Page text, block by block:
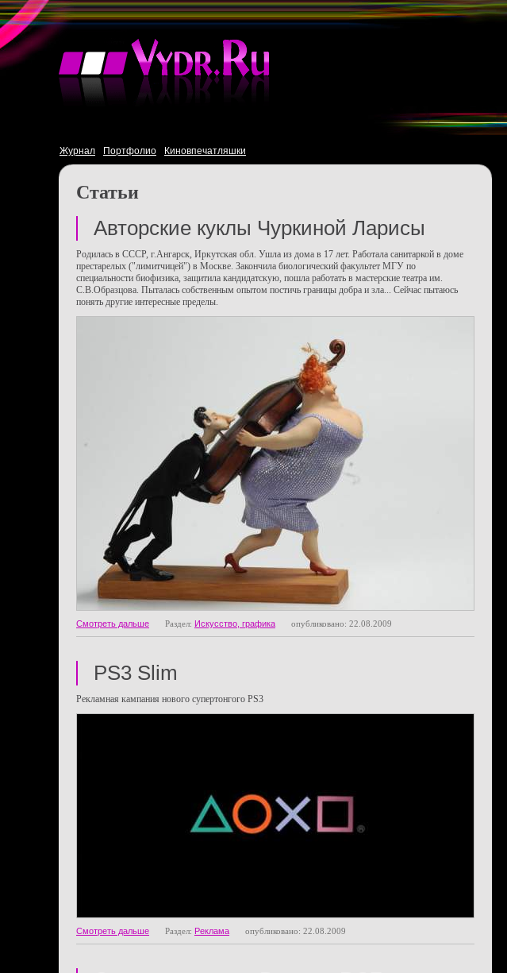
Журнал Портфолио Киновпечатляшки
Статьи
Авторские куклы Чуркиной Ларисы
Родилась в СССР, г.Ангарск, Иркутская обл. Ушла из дома в 17 лет. Работала санитаркой в доме
престарелых ("лимитчицей") в Москве. Закончила биологический факультет МГУ по
специальности биофизика, защитила кандидатскую, пошла работать в мастерские театра им.
С.В.Образцова. Пыталась собственным опытом постичь границы добра и зла... Сейчас пытаюсь
понять другие интересные пределы.
Смотреть дальше Раздел: Искусство, графика опубликовано: 22.08.2009
PS3 Slim
Рекламная кампания нового супертонгого PS3
Смотреть дальше Раздел: Реклама опубликовано: 22.08.2009